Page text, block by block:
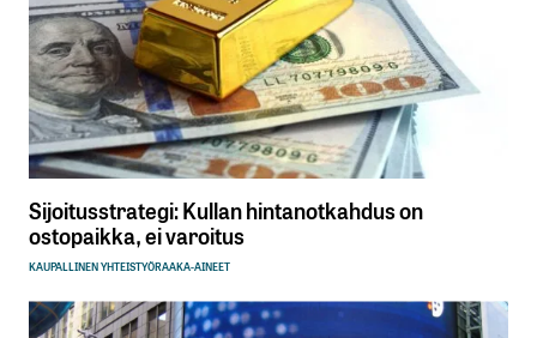
Sijoitusstrategi: Kullan hintanotkahdus on
ostopaikka, ei varoitus
KAUPALLINEN YHTEISTYÖRAAKA-AINEET